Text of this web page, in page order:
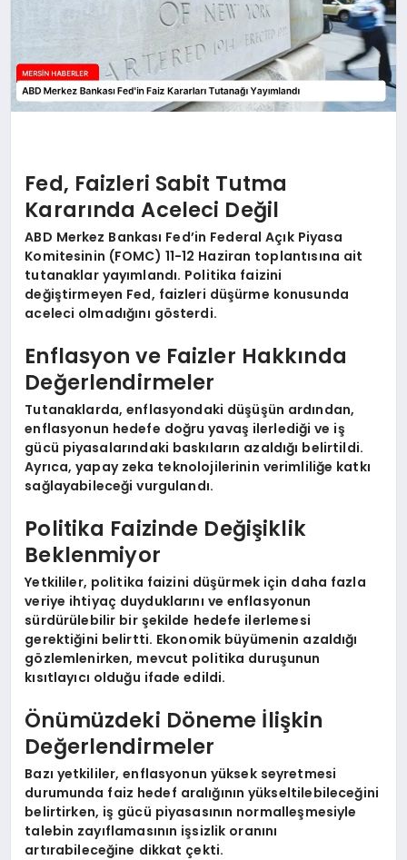
Fed, Faizleri Sabit Tutma
Kararında Aceleci Değil
ABD Merkez Bankası Fed’in Federal Açık Piyasa
Komitesinin (FOMC) 11-12 Haziran toplantısına ait
tutanaklar yayımlandı. Politika faizini
değiştirmeyen Fed, faizleri düşürme konusunda
aceleci olmadığını gösterdi.
Enflasyon ve Faizler Hakkında
Değerlendirmeler
Tutanaklarda, enflasyondaki düşüşün ardından,
enflasyonun hedefe doğru yavaş ilerlediği ve iş
gücü piyasalarındaki baskıların azaldığı belirtildi.
Ayrıca, yapay zeka teknolojilerinin verimliliğe katkı
sağlayabileceği vurgulandı.
Politika Faizinde Değişiklik
Beklenmiyor
Yetkililer, politika faizini düşürmek için daha fazla
veriye ihtiyaç duyduklarını ve enflasyonun
sürdürülebilir bir şekilde hedefe ilerlemesi
gerektiğini belirtti. Ekonomik büyümenin azaldığı
gözlemlenirken, mevcut politika duruşunun
kısıtlayıcı olduğu ifade edildi.
Önümüzdeki Döneme İlişkin
Değerlendirmeler
Bazı yetkililer, enflasyonun yüksek seyretmesi
durumunda faiz hedef aralığının yükseltilebileceğini
belirtirken, iş gücü piyasasının normalleşmesiyle
talebin zayıflamasının işsizlik oranını
artırabileceğine dikkat çekti.